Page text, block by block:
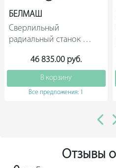
БЕЛМАШ
Сверлильный
радиальный станок
RDP430-16 S104A
46 835.00 руб.
В корзину
Все предложения: 1
Отзывы